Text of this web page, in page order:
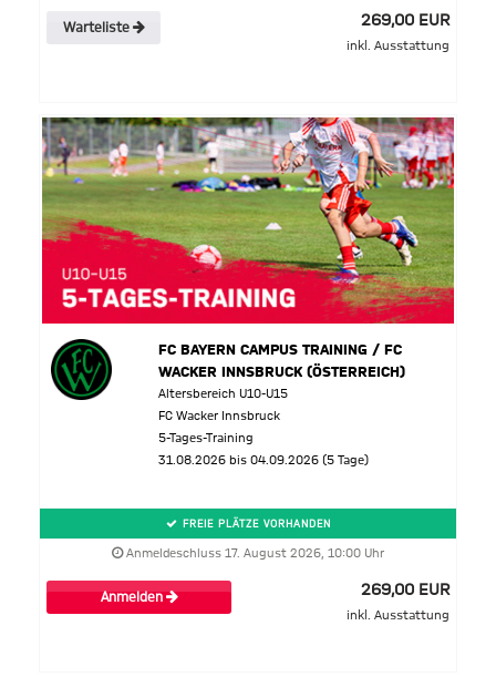
Warteliste 269,00 EUR
inkl. Ausstattung
FC BAYERN CAMPUS TRAINING / FC
WACKER INNSBRUCK (ÖSTERREICH)
Altersbereich U10-U15
FC Wacker Innsbruck
5-Tages-Training
31.08.2026 bis 04.09.2026 (5 Tage)
FREIE PLÄTZE VORHANDEN
Anmeldeschluss 17. August 2026, 10:00 Uhr
Anmelden 269,00 EUR
inkl. Ausstattung